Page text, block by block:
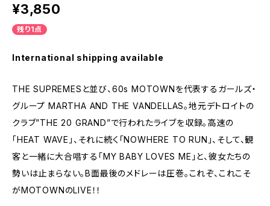
¥3,850
残り1点
International shipping available
THE SUPREMESと並び、60s MOTOWNを代表するガールズ・
グループ MARTHA AND THE VANDELLAS。地元デトロイトの
クラブ”THE 20 GRAND”で行われたライブを収録。高速の
「HEAT WAVE」、それに続く「NOWHERE TO RUN」、そして、観
客と一緒に大合唱する「MY BABY LOVES ME」と、彼女たちの
勢いは止まらない。B面最後のメドレーは圧巻。これぞ、これこそ
がMOTOWNのLIVE！！